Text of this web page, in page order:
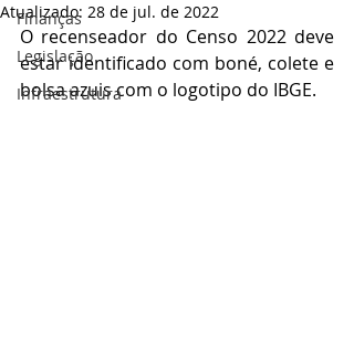
Finanças
Legislação
Infraestrutura
Atualizado: 28 de jul. de 2022
O recenseador do Censo 2022 deve
estar identificado com boné, colete e
bolsa azuis com o logotipo do IBGE.